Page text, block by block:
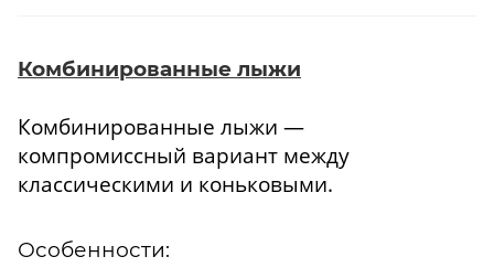
Комбинированные лыжи
Комбинированные лыжи —
компромиссный вариант между
классическими и коньковыми.
Особенности: